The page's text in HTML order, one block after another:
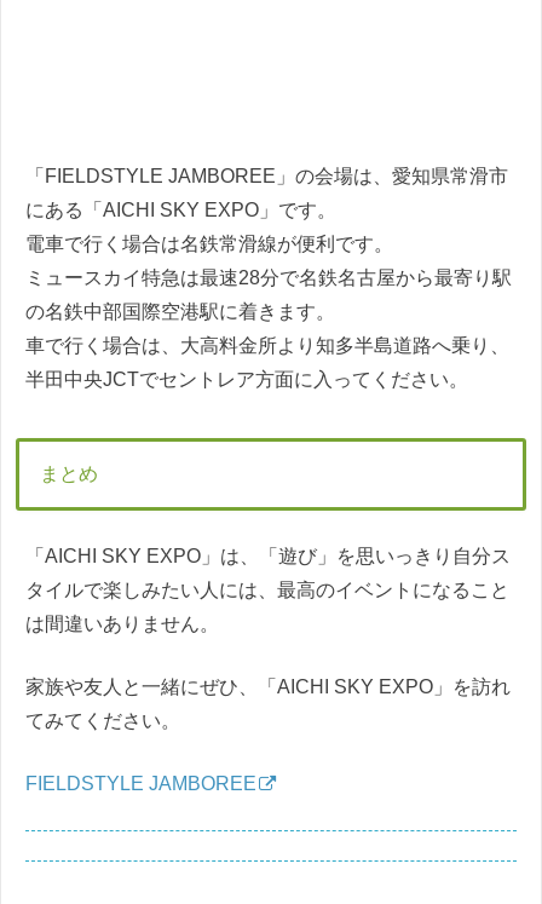
「FIELDSTYLE JAMBOREE」の会場は、愛知県常滑市
にある「AICHI SKY EXPO」です。
電車で行く場合は名鉄常滑線が便利です。
ミュースカイ特急は最速28分で名鉄名古屋から最寄り駅
の名鉄中部国際空港駅に着きます。
車で行く場合は、大高料金所より知多半島道路へ乗り、
半田中央JCTでセントレア方面に入ってください。
まとめ
「AICHI SKY EXPO」は、「遊び」を思いっきり自分ス
タイルで楽しみたい人には、最高のイベントになること
は間違いありません。
家族や友人と一緒にぜひ、「AICHI SKY EXPO」を訪れ
てみてください。
FIELDSTYLE JAMBOREE